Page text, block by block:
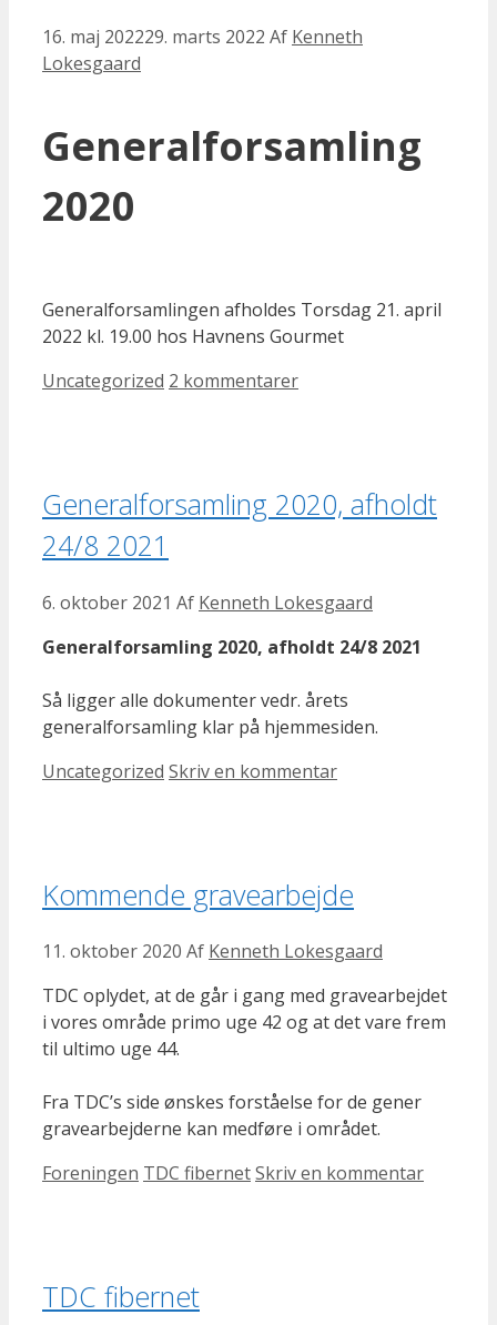
16. maj 202229. marts 2022 Af Kenneth
Lokesgaard
Generalforsamling
2020
Generalforsamlingen afholdes Torsdag 21. april
2022 kl. 19.00 hos Havnens Gourmet
Kategorier
Uncategorized 2 kommentarer
Generalforsamling 2020, afholdt
24/8 2021
6. oktober 2021 Af Kenneth Lokesgaard
Generalforsamling 2020, afholdt 24/8 2021
Så ligger alle dokumenter vedr. årets
generalforsamling klar på hjemmesiden.
Kategorier
Uncategorized Skriv en kommentar
Kommende gravearbejde
11. oktober 2020 Af Kenneth Lokesgaard
TDC oplydet, at de går i gang med gravearbejdet
i vores område primo uge 42 og at det vare frem
til ultimo uge 44.
Fra TDC’s side ønskes forståelse for de gener
gravearbejderne kan medføre i området.
Kategorier
Foreningen Tags
TDC fibernetSkriv en kommentar
TDC fibernet